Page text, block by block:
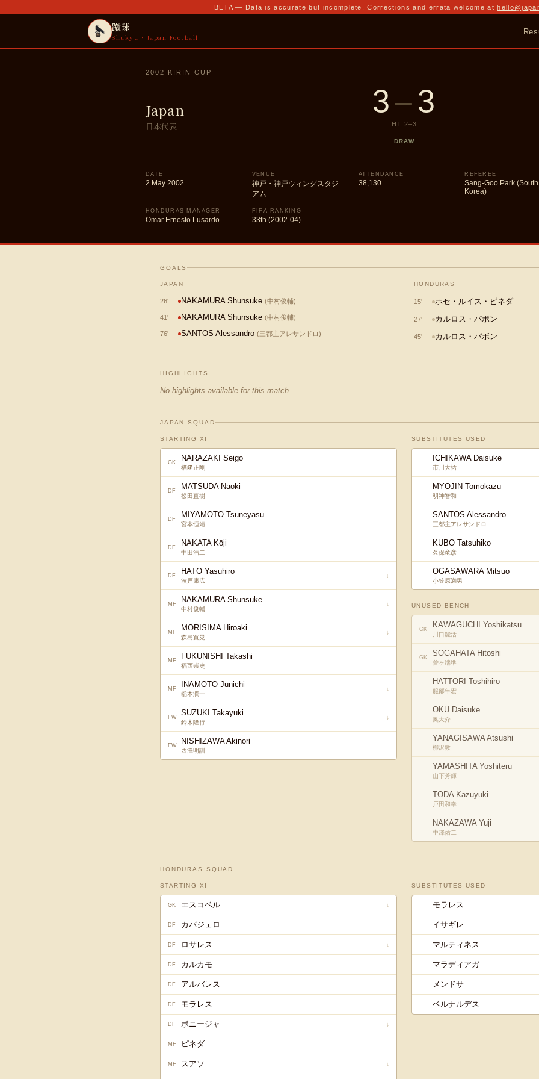
BETA — Data is accurate but incomplete. Corrections and errata welcome at
蹴球
Shukyu · Japan Football
2002 KIRIN CUP
Japan
日本代表
3–3
HT 2–3
DRAW
DATE
2 May 2002
VENUE
神戸・神戸ウィングスタジ
アム
ATTENDANCE
38,130
REFEREE
Sang-Goo Park (South
Korea)
HONDURAS MANAGER
Omar Ernesto Lusardo
FIFA RANKING
33th (2002-04)
GOALS
JAPAN
26' NAKAMURA Shunsuke (中村俊輔)
41' NAKAMURA Shunsuke (中村俊輔)
76' SANTOS Alessandro (三都主アレサンドロ)
HONDURAS
15' ホセ・ルイス・ピネダ
27' カルロス・パボン
45' カルロス・パボン
HIGHLIGHTS
No highlights available for this match.
JAPAN SQUAD
STARTING XI
GK NARAZAKI Seigo
楢﨑正剛
DF MATSUDA Naoki
松田直樹
DF MIYAMOTO Tsuneyasu
宮本恒靖
DF NAKATA Kōji
中田浩二
DF HATO Yasuhiro
波戸康広
↓
MF NAKAMURA Shunsuke
中村俊輔
↓
MF MORISIMA Hiroaki
森島寛晃
↓
MF FUKUNISHI Takashi
福西崇史
MF INAMOTO Junichi
稲本潤一
↓
FW SUZUKI Takayuki
鈴木隆行
↓
FW NISHIZAWA Akinori
西澤明訓
SUBSTITUTES USED
ICHIKAWA Daisuke
市川大祐
MYOJIN Tomokazu
明神智和
SANTOS Alessandro
三都主アレサンドロ
KUBO Tatsuhiko
久保竜彦
OGASAWARA Mitsuo
小笠原満男
UNUSED BENCH
GK KAWAGUCHI Yoshikatsu
川口能活
GK SOGAHATA Hitoshi
曽ヶ端準
HATTORI Toshihiro
服部年宏
OKU Daisuke
奥大介
YANAGISAWA Atsushi
柳沢敦
YAMASHITA Yoshiteru
山下芳輝
TODA Kazuyuki
戸田和幸
NAKAZAWA Yuji
中澤佑二
HONDURAS SQUAD
STARTING XI
GK エスコベル ↓
DF カバジェロ
DF ロサレス ↓
DF カルカモ
DF アルバレス
DF モラレス
DF ボニージャ ↓
MF ピネダ
MF スアソ ↓
SUBSTITUTES USED
モラレス
イサギレ
マルティネス
マラディアガ
メンドサ
ベルナルデス